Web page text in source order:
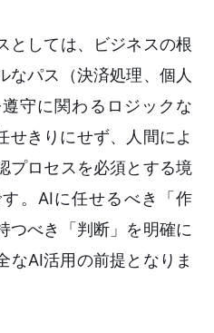
としては、ビジネスの根
なパス（決済処理、個人
守に関わるロジックな
せきりにせず、人間によ
プロセスを必須とする境
。AIに任せるべき「作
つべき「判断」を明確に
なAI活用の前提となりま